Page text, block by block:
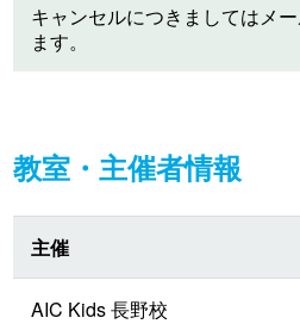
キャンセルにつきましてはメ
ます。
教室・主催者情報
主催
AIC Kids 長野校